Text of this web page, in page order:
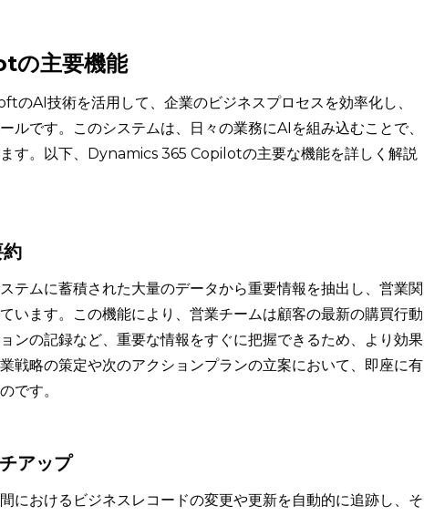
主要機能
AI技術を活用して、企業のビジネスプロセスを効率化し、
ルです。このシステムは、日々の業務にAIを組み込むことで、
す。以下、Dynamics 365 Copilotの主要な機能を詳しく解説
ムに蓄積された大量のデータから重要情報を抽出し、営業関
います。この機能により、営業チームは顧客の最新の購買行動
ンの記録など、重要な情報をすぐに把握できるため、より効果
戦略の策定や次のアクションプランの立案において、即座に有
です。
アップ
におけるビジネスレコードの変更や更新を自動的に追跡し、そ